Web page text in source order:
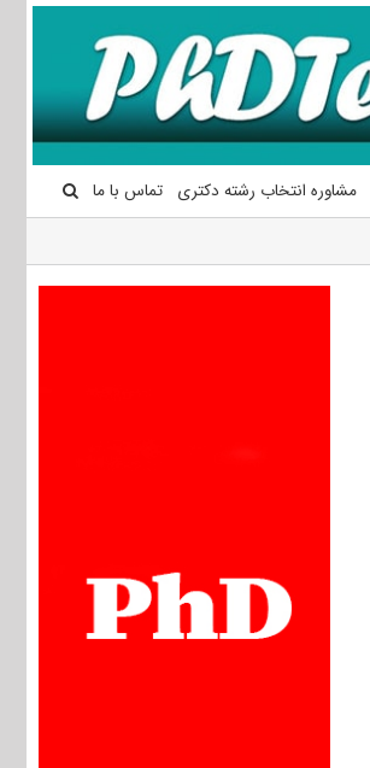
مشاوره انتخاب رشته دکتری تماس با ما